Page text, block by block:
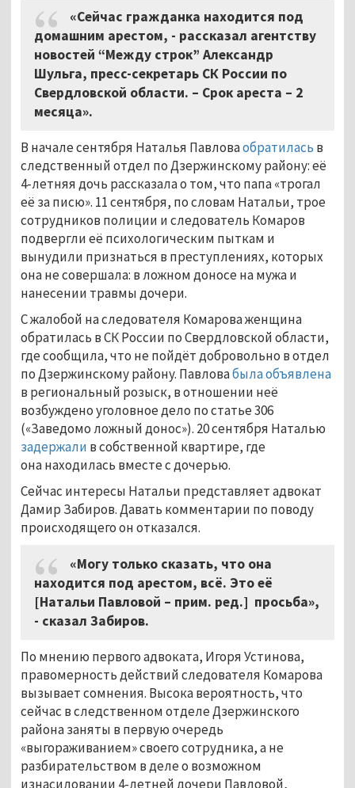
«Сейчас гражданка находится под
домашним арестом, - рассказал агентству
новостей “Между строк” Александр
Шульга, пресс-секретарь СК России по
Свердловской области. – Срок ареста – 2
месяца».
В начале сентября Наталья Павловаобратилась в
следственный отдел по Дзержинскому району: её
4-летняя дочь рассказала о том, что папа «трогал
её за писю». 11 сентября, по словам Натальи, трое
сотрудников полиции и следователь Комаров
подвергли её психологическим пыткам и
вынудили признаться в преступлениях, которых
она не совершала: в ложном доносе на мужа и
нанесении травмы дочери.
С жалобой на следователя Комарова женщина
обратилась в СК России по Свердловской области,
где сообщила, что не пойдёт добровольно в отдел
по Дзержинскому району. Павловабыла объявлена
в региональный розыск, в отношении неё
возбуждено уголовное дело по статье 306
(«Заведомо ложный донос»). 20 сентября Наталью
задержали в собственной квартире, где
она находилась вместе с дочерью.
Сейчас интересы Натальи представляет адвокат
Дамир Забиров. Давать комментарии по поводу
происходящего он отказался.
«Могу только сказать, что она
находится под арестом, всё. Это её
[Натальи Павловой – прим. ред.] просьба»,
- сказал Забиров.
По мнению первого адвоката, Игоря Устинова,
правомерность действий следователя Комарова
вызывает сомнения. Высока вероятность, что
сейчас в следственном отделе Дзержинского
района заняты в первую очередь
«выгораживанием» своего сотрудника, а не
разбирательством в деле о возможном
изнасиловании 4-летней дочери Павловой,